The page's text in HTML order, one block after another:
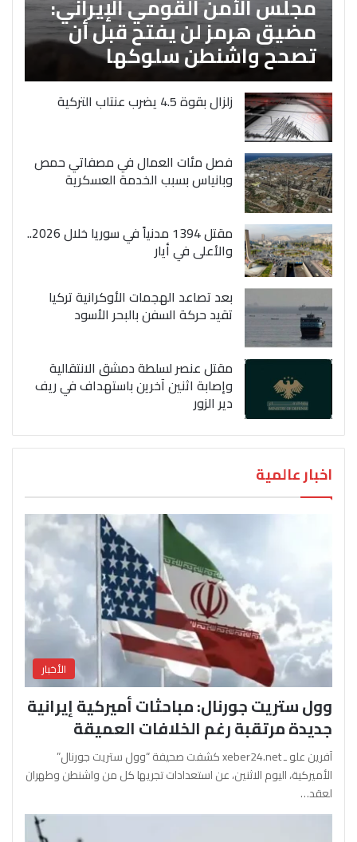
مضيق هرمز لن يفتح قبل أن
تصحح واشنطن سلوكها
زلزال بقوة 4.5 يضرب عنتاب التركية
فصل مئات العمال في مصفاتي حمص
وبانياس بسبب الخدمة العسكرية
مقتل 1394 مدنياً في سوريا خلال 2026..
والأعلى في أيار
بعد تصاعد الهجمات الأوكرانية تركيا
تقيد حركة السفن بالبحر الأسود
مقتل عنصر لسلطة دمشق الانتقالية
وإصابة اثنين آخرين باستهداف في ريف
دير الزور
اخبار عالمية
الأخبار
وول ستريت جورنال: مباحثات أميركية إيرانية
جديدة مرتقبة رغم الخلافات العميقة
آفرين علو ـ xeber24.net كشفت صحيفة “وول ستريت جورنال”
الأميركية، اليوم الاثنين، عن استعدادات تجريها كل من واشنطن وطهران
لعقد…